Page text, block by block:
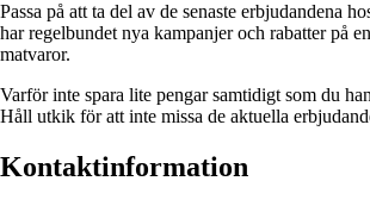
Passa på att ta del av de senaste erbjudandena
har regelbundet nya kampanjer och rabatter på
matvaror.
Varför inte spara lite pengar samtidigt som du
Håll utkik för att inte missa de aktuella
Kontaktinformation